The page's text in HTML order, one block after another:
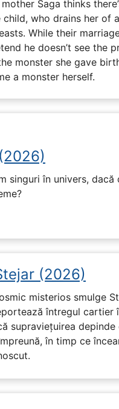
Saga thinks
who drains her of
While their marriage
he doesn’t see the
monster she gave
a monster herself.
singuri în univers,
(2026)
misterios smulge
întregul cartier
supraviețuirea
în timp ce